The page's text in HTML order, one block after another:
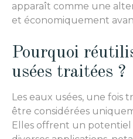
apparaît comme une
et économiquement
Pourquoi
usées traitées ?
Les eaux usées, une fois
être considérées
Elles offrent un